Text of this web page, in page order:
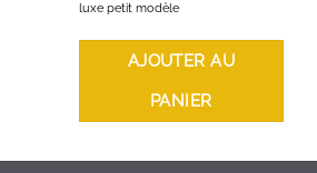
luxe petit modèle
AJOUTER AU
PANIER